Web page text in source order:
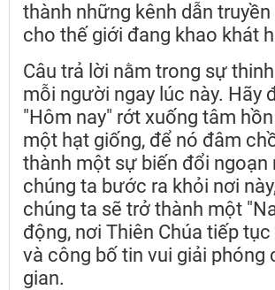
thành những kênh dẫn truyền
cho thế giới đang khao khát
Câu trả lời nằm trong sự
mỗi người ngay lúc này. Hãy
"Hôm nay" rớt xuống tâm
một hạt giống, để nó đâm
thành một sự biến đổi ngoạn
chúng ta bước ra khỏi nơi
chúng ta sẽ trở thành một
động, nơi Thiên Chúa tiếp
và công bố tin vui giải phóng
gian.